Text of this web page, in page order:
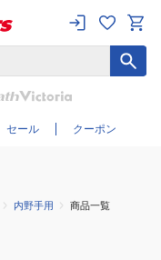
セール クーポン
内野手用 商品一覧